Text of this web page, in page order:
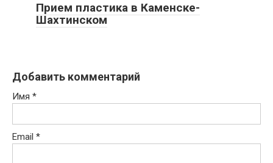
Прием пластика в Каменске-
Шахтинском
Добавить комментарий
Имя *
Email *